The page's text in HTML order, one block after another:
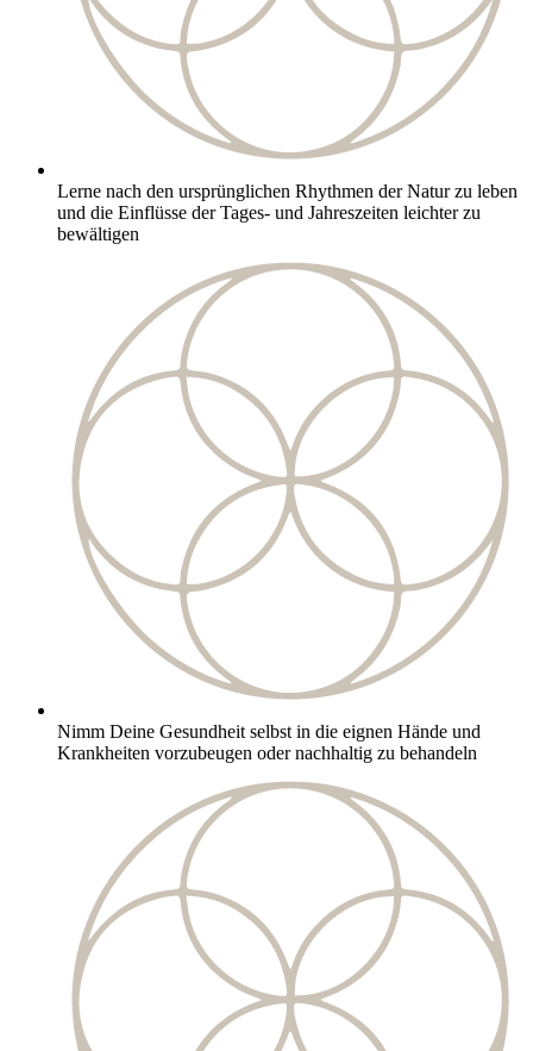
Lerne nach den ursprünglichen Rhythmen der Natur zu leben
und die Einflüsse der Tages- und Jahreszeiten leichter zu
bewältigen
Nimm Deine Gesundheit selbst in die eignen Hände und
Krankheiten vorzubeugen oder nachhaltig zu behandeln